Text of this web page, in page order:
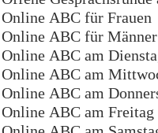
Online ABC für Frauen
Online ABC für Männer
Online ABC am
Online ABC am
Online ABC am
Online ABC am Freitag